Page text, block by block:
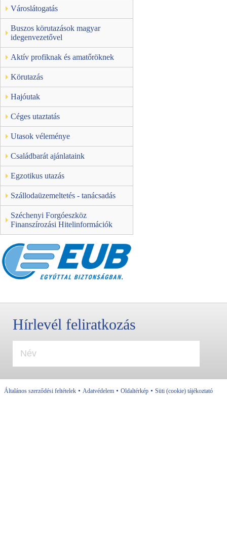
Városlátogatás
Buszos körutazások magyar
idegenvezetővel
Aktív profiknak és amatőröknek
Körutazás
Hajóutak
Céges utaztatás
Utasok véleménye
Családbarát ajánlataink
Egzotikus utazás
Szállodaüzemeltetés - tanácsadás
Széchenyi Forgóeszköz
Finanszírozási Hitelinformációk
Hírlevél feliratkozás
Általános szerződési feltételek • Adatvédelem • Oldaltérkép • Süti (cookie) tájékoztató